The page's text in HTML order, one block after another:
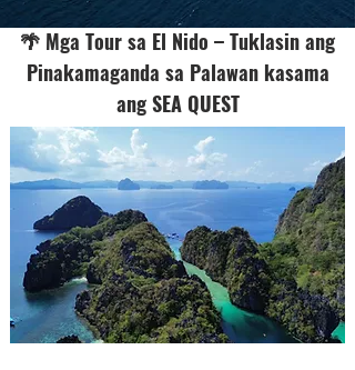
🌴 Mga Tour sa El Nido – Tuklasin ang
Pinakamaganda sa Palawan kasama
ang SEA QUEST